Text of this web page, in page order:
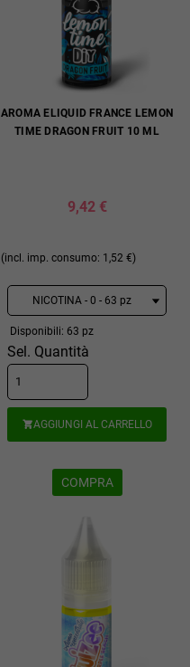
AROMA ELIQUID FRANCE LEMON
TIME DRAGON FRUIT 10 ML
9,42 €
(incl. imp. consumo: 1,52 €)
Disponibili: 63 pz
Sel. Quantità
AGGIUNGI AL CARRELLO
COMPRA